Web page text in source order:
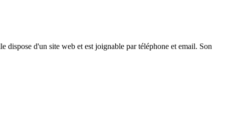
dispose d'un site web et est joignable par téléphone et email. Son